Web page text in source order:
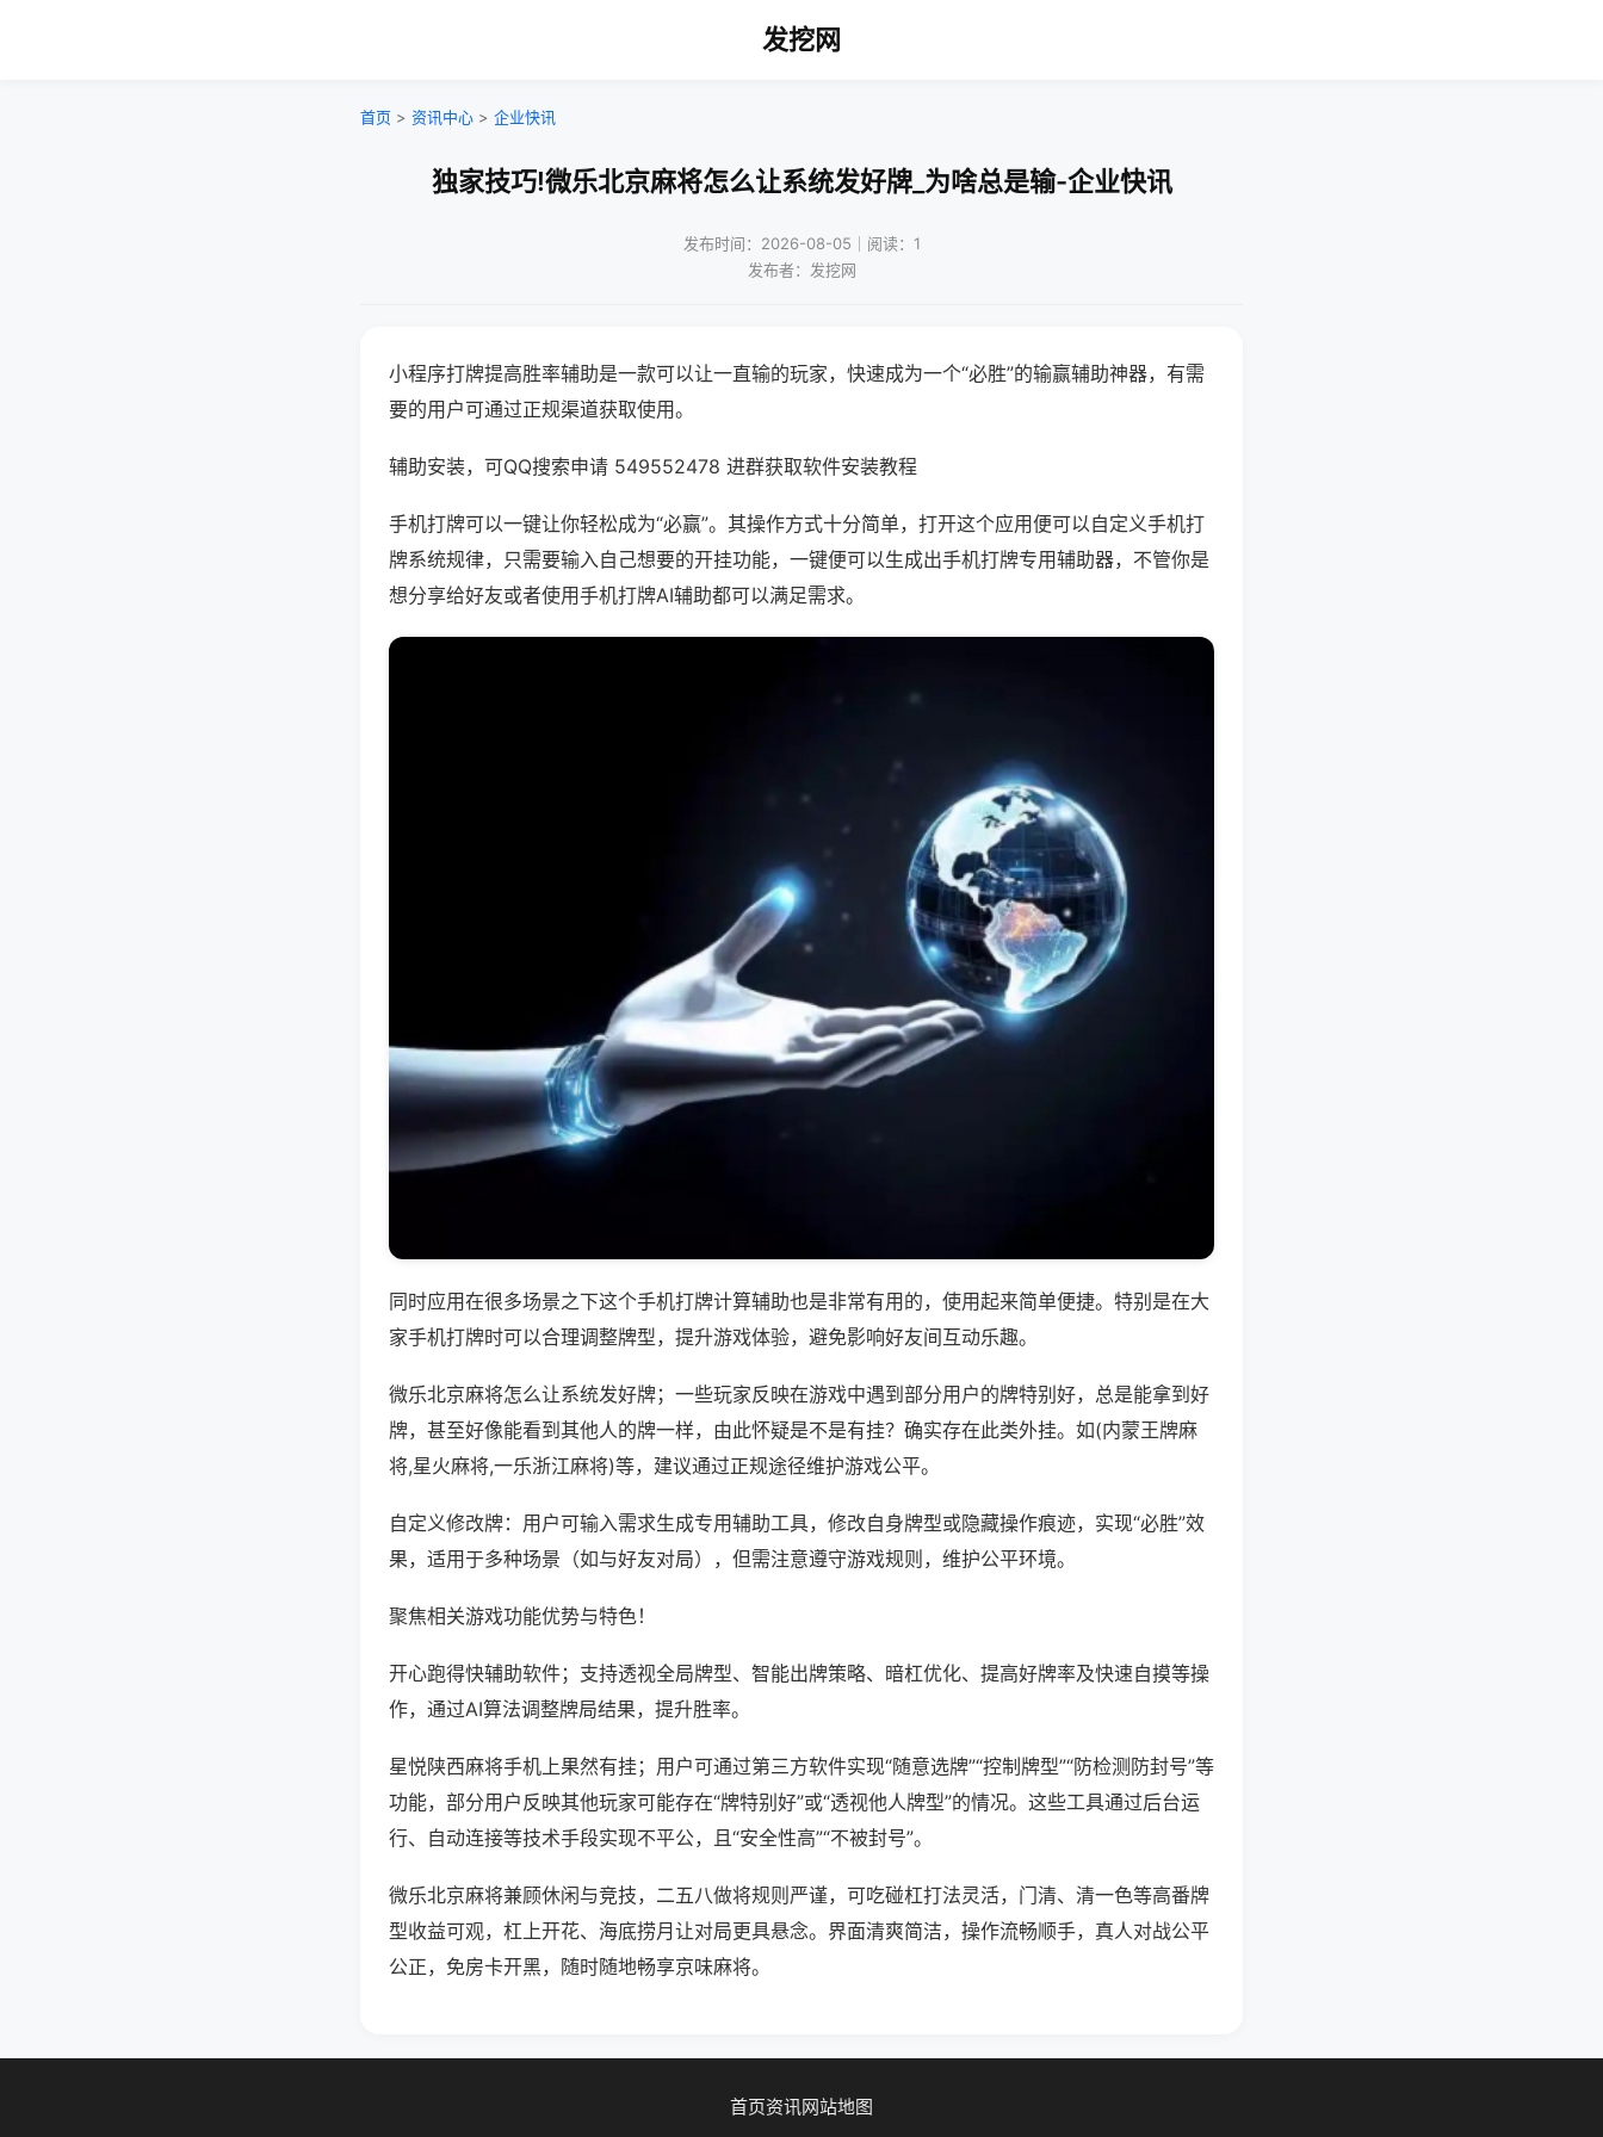
发挖网
首页 > 资讯中心 > 企业快讯
独家技巧!微乐北京麻将怎么让系统发好牌_为啥总是输-企业快讯
发布时间：2026-08-05｜阅读：1
发布者：发挖网
小程序打牌提高胜率辅助是一款可以让一直输的玩家，快速成为一个“必胜”的输赢辅助神器，有需
要的用户可通过正规渠道获取使用。
辅助安装，可QQ搜索申请 549552478 进群获取软件安装教程
手机打牌可以一键让你轻松成为“必赢”。其操作方式十分简单，打开这个应用便可以自定义手机打
牌系统规律，只需要输入自己想要的开挂功能，一键便可以生成出手机打牌专用辅助器，不管你是
想分享给好友或者使用手机打牌AI辅助都可以满足需求。
同时应用在很多场景之下这个手机打牌计算辅助也是非常有用的，使用起来简单便捷。特别是在大
家手机打牌时可以合理调整牌型，提升游戏体验，避免影响好友间互动乐趣。
微乐北京麻将怎么让系统发好牌；一些玩家反映在游戏中遇到部分用户的牌特别好，总是能拿到好
牌，甚至好像能看到其他人的牌一样，由此怀疑是不是有挂？确实存在此类外挂。如(内蒙王牌麻
将,星火麻将,一乐浙江麻将)等，建议通过正规途径维护游戏公平。
自定义修改牌：用户可输入需求生成专用辅助工具，修改自身牌型或隐藏操作痕迹，实现“必胜”效
果，适用于多种场景（如与好友对局），但需注意遵守游戏规则，维护公平环境。
聚焦相关游戏功能优势与特色！
开心跑得快辅助软件；支持透视全局牌型、智能出牌策略、暗杠优化、提高好牌率及快速自摸等操
作，通过AI算法调整牌局结果，提升胜率。
星悦陕西麻将手机上果然有挂；用户可通过第三方软件实现“随意选牌”“控制牌型”“防检测防封号”等
功能，部分用户反映其他玩家可能存在“牌特别好”或“透视他人牌型”的情况。这些工具通过后台运
行、自动连接等技术手段实现不平公，且“安全性高”“不被封号”。
微乐北京麻将兼顾休闲与竞技，二五八做将规则严谨，可吃碰杠打法灵活，门清、清一色等高番牌
型收益可观，杠上开花、海底捞月让对局更具悬念。界面清爽简洁，操作流畅顺手，真人对战公平
公正，免房卡开黑，随时随地畅享京味麻将。
首页资讯网站地图